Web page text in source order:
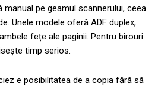
manual pe geamul scannerului, ceea
Unele modele oferă ADF duplex,
fețe ale paginii. Pentru birouri
timp serios.
e posibilitatea de a copia fără să